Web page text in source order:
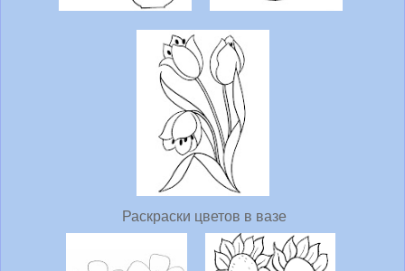
Раскраски цветов в вазе